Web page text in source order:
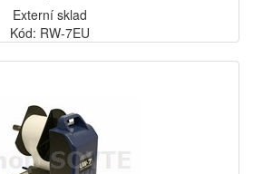
Externí sklad
Kód: RW-7EU